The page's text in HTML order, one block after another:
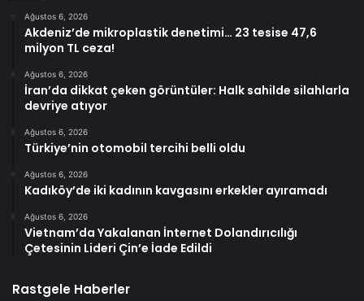
Ağustos 6, 2026
Akdeniz’de mikroplastik denetimi… 23 tesise 47,6
milyon TL ceza!
Ağustos 6, 2026
İran’da dikkat çeken görüntüler: Halk sahilde silahlarla
devriye atıyor
Ağustos 6, 2026
Türkiye’nin otomobil tercihi belli oldu
Ağustos 6, 2026
Kadıköy’de iki kadının kavgasını erkekler ayıramadı
Ağustos 6, 2026
Vietnam’da Yakalanan İnternet Dolandırıcılığı
Çetesinin Lideri Çin’e İade Edildi
Rastgele Haberler